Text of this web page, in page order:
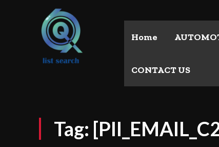
Home
CONTACT US
Tag: